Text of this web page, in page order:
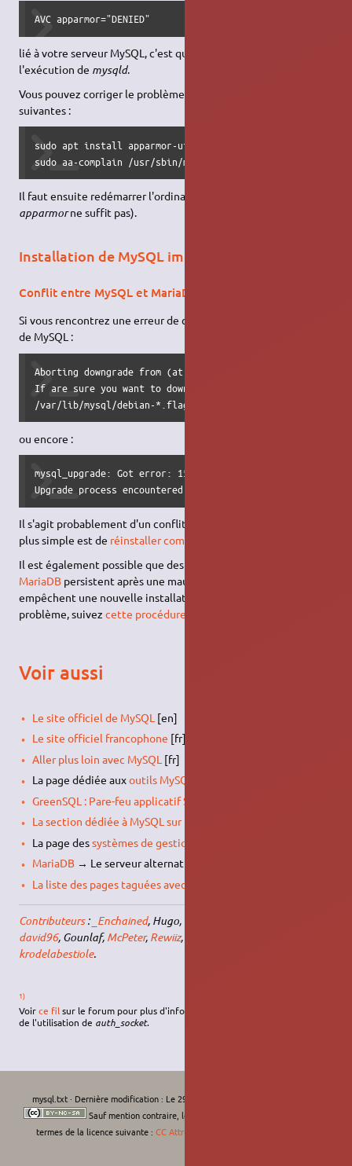
AVC apparmor="DENIED"
lié à votre serveur MySQL, c'est que
l'exécution de mysqld.
Vous pouvez corriger le problème à l'aide des commandes
suivantes :
sudo apt install apparmor-utils
sudo aa-complain /usr/sbin/mysqld
Il faut ensuite redémarrer l'ordinateur (redémarrer le service
apparmorne suffit pas).
Installation de MySQL impossible
Conflit entre MySQL et MariaDB
Si vous rencontrez une erreur de ce type lors de l'installation
de MySQL :
Aborting downgrade from (at least) 10.0 to 5.7.
If are sure you want to downgrade to 5.7, remove the file
/var/lib/mysql/debian-*.flag and try installing again.
ou encore :
mysql_upgrade: Got error: 1524: Plugin 'unix_socket' is
Upgrade process encountered error and will not continue.
Il s'agit probablement d'un conflit entre MySQL et
plus simple est de réinstaller complètement MySQL
Il est également possible que des fichiers
MariaDB persistent après une mauvaise désinstallation, et
empêchent une nouvelle installation propre. Pour résoudre ce
problème, suivezcette procédure
Voir aussi
Le site officiel de MySQL [en]
Le site officiel francophone [fr]
Aller plus loin avec MySQL [fr]
La page dédiée auxoutils MySQL
GreenSQL : Pare-feu applicatif SQL
La section dédiée à MySQL sur Developpez.com
La page dessystèmes de gestion de base de données
MariaDB→ Le serveur alternatif 100% compatible MySQL
La liste des pages taguées avec MySQL
Contributeurs: _Enchained, Hugo, Oscar Nsarhaza,
david96, Gounlaf, McPeter, Rewiiz, ernest-le-voyage,
krodelabestiole.
1)
Voirce filsur le forum pour plus d'information au sujet des répercutions
de l'utilisation de auth_socket.
mysql.txt· Dernière modification : Le 29/07/2026, 09:55
Sauf mention contraire, le contenu de ce wiki est placé sous les
termes de la licence suivante : CC Attribution-Noncommercial-Share Alike 4.0